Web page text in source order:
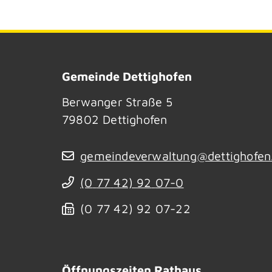
Gemeinde Dettighofen
Berwanger Straße 5
79802 Dettighofen
(0 77 42) 92 07-0
(0 77 42) 92 07-22